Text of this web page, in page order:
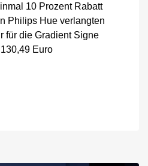
10 Prozent Rabatt
Philips Hue verlangten
für die Gradient Signe
Euro